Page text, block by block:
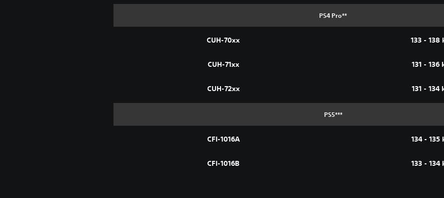
PS4 Pro**
CUH-70xx
CUH-71xx
CUH-72xx
133 - 138
131 - 136
131 - 134
PS5***
CFI-1016A
CFI-1016B
134 - 135
133 - 134